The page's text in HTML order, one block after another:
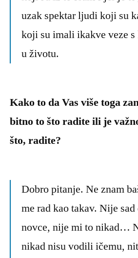
uzak spektar ljudi koji su
koji su imali ikakve veze s
u životu.
Kako to da Vas više toga
bitno to što radite ili je
što, radite?
Dobro pitanje. Ne znam
me rad kao takav. Nije
novce, nije mi to nikad…
nikad nisu vodili ičemu,